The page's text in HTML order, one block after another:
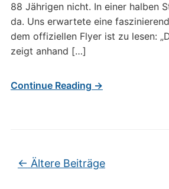
88 Jährigen nicht. In einer halben
da. Uns erwartete eine
dem offiziellen Flyer ist zu lesen:
zeigt anhand […]
Continue Reading →
Beitragsnavigation
← Ältere Beiträge